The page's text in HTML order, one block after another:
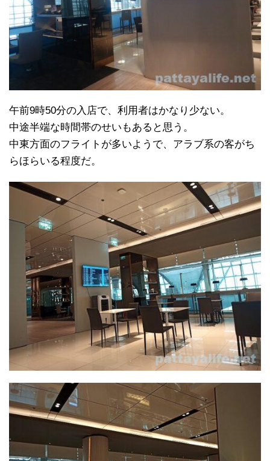
午前9時50分の入店で、利用者はかなり少ない。
中途半端な時間帯のせいもあると思う。
中東方面のフライトが多いようで、アラブ系の客がち
らほらいる程度だ。